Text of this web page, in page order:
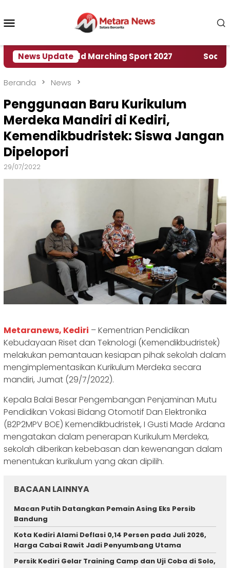
konten
News Update
World Marching Sport 2027 ‎Soal Rencana
Beranda News
Penggunaan Baru Kurikulum
Merdeka Mandiri di Kediri,
Kemendikbudristek: Siswa Jangan
Dipelopori
29/07/2022
Metaranews, Kediri – Kementrian Pendidikan
Kebudayaan Riset dan Teknologi (Kemendikbudristek)
melakukan pemantauan kesiapan pihak sekolah dalam
mengimplementasikan Kurikulum Merdeka secara
mandiri, Jumat (29/7/2022).
Kepala Balai Besar Pengembangan Penjaminan Mutu
Pendidikan Vokasi Bidang Otomotif Dan Elektronika
(B2P2MPV BOE) Kemendikbudristek, I Gusti Made Ardana
mengatakan dalam penerapan Kurikulum Merdeka,
sekolah diberikan kebebasan dan kewenangan dalam
menentukan kurikulum yang akan dipilih.
BACAAN LAINNYA
Macan Putih Datangkan Pemain Asing Eks Persib
Bandung
Kota Kediri Alami Deflasi 0,14 Persen pada Juli 2026,
Harga Cabai Rawit Jadi Penyumbang Utama
Persik Kediri Gelar Training Camp dan Uji Coba di Solo,